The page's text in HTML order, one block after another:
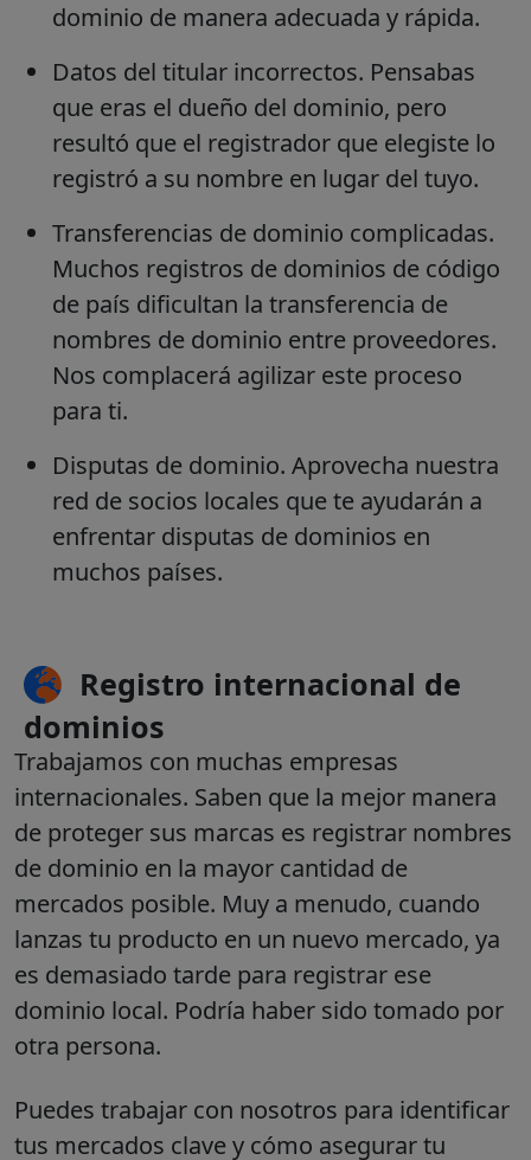
dominio de manera adecuada y rápida.
Datos del titular incorrectos. Pensabas
que eras el dueño del dominio, pero
resultó que el registrador que elegiste lo
registró a su nombre en lugar del tuyo.
Transferencias de dominio complicadas.
Muchos registros de dominios de código
de país dificultan la transferencia de
nombres de dominio entre proveedores.
Nos complacerá agilizar este proceso
para ti.
Disputas de dominio. Aprovecha nuestra
red de socios locales que te ayudarán a
enfrentar disputas de dominios en
muchos países.
Registro internacional de
dominios
Trabajamos con muchas empresas
internacionales. Saben que la mejor manera
de proteger sus marcas es registrar nombres
de dominio en la mayor cantidad de
mercados posible. Muy a menudo, cuando
lanzas tu producto en un nuevo mercado, ya
es demasiado tarde para registrar ese
dominio local. Podría haber sido tomado por
otra persona.
Puedes trabajar con nosotros para identificar
tus mercados clave y cómo asegurar tu